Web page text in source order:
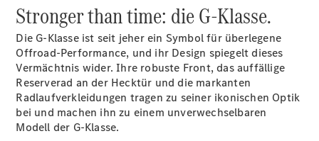
Beratung
Servicetermin
buchen
Probefahrt
vereinbaren
Konfigurator
Modellübersicht
Tel: +49
Stronger than time: die G-Klasse.
Die G-Klasse ist seit jeher ein Symbol für überlegene
Offroad-Performance, und ihr Design spiegelt dieses
Vermächtnis wider. Ihre robuste Front, das auffällige
Reserverad an der Hecktür und die markanten
Radlaufverkleidungen tragen zu seiner ikonischen Optik
bei und machen ihn zu einem unverwechselbaren
Modell der G-Klasse.